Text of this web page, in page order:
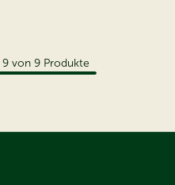
9 von 9 Produkte